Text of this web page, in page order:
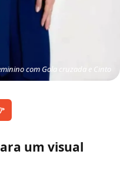
com Gola cruzada e Cinto
um visual